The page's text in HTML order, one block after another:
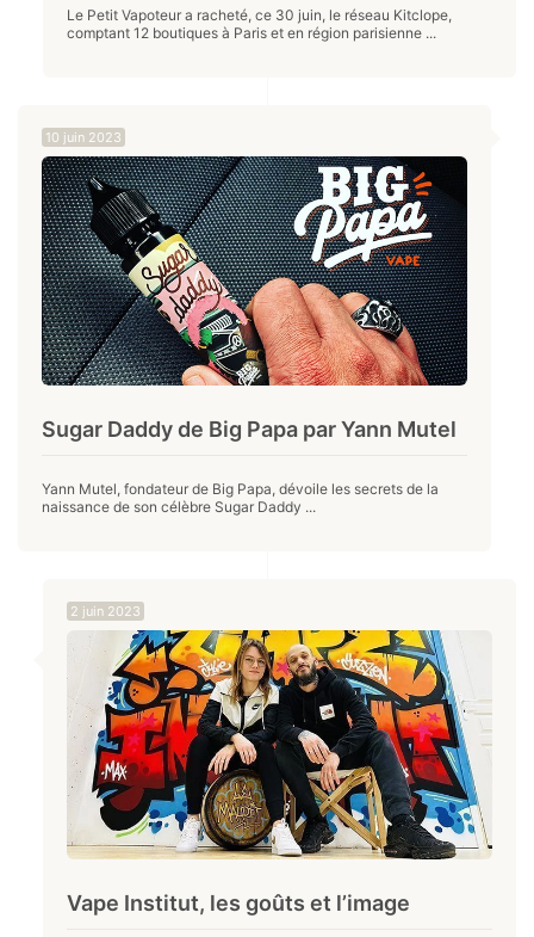
Le Petit Vapoteur a racheté, ce 30 juin, le réseau Kitclope,
comptant 12 boutiques à Paris et en région parisienne ...
10 juin 2023
Sugar Daddy de Big Papa par Yann Mutel
Yann Mutel, fondateur de Big Papa, dévoile les secrets de la
naissance de son célèbre Sugar Daddy ...
2 juin 2023
Vape Institut, les goûts et l’image